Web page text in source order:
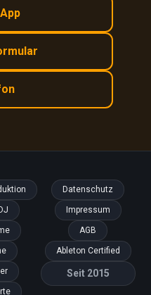
Datenschutz
Impressum
AGB
Ableton Certified
Seit 2015